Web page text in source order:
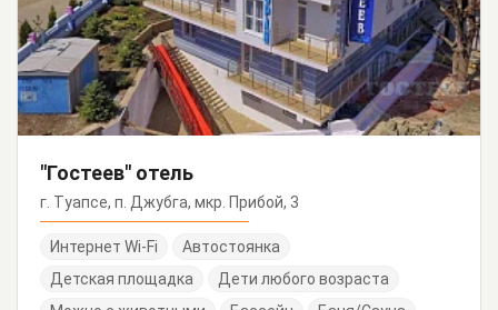
"Гостеев" отель
г. Туапсе, п. Джубга, мкр. Прибой, 3
Интернет Wi-Fi
Автостоянка
Детская площадка
Дети любого возраста